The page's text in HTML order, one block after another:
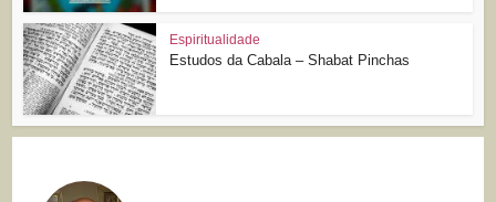
Espiritualidade
Estudos da Cabala – Shabat Pinchas